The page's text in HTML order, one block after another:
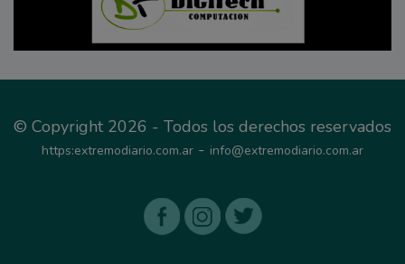
© Copyright 2026 - Todos los derechos reservados
https:extremodiario.com.ar - info@extremodiario.com.ar